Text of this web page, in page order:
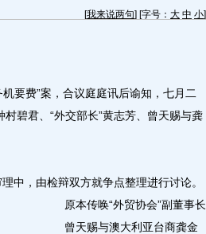
[我来说两句] [字号： 大 中 小]
费”案，合议庭庭讯后谕知，七月二
碧君、“外交部长”黄志芳、曾天赐与龚
，由检辩双方就争点整理进行讨论。
原本传唤“外贸协会”副董事长
曾天赐与澳大利亚台商龚金